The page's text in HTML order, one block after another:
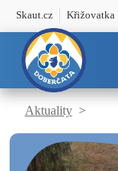
Skaut.cz Křižovatka
Aktuality